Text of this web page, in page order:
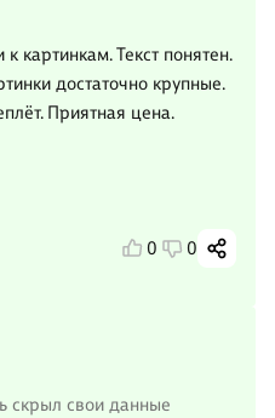
картинкам. Текст понятен.
достаточно крупные.
Приятная цена.
0 0
скрыл свои данные